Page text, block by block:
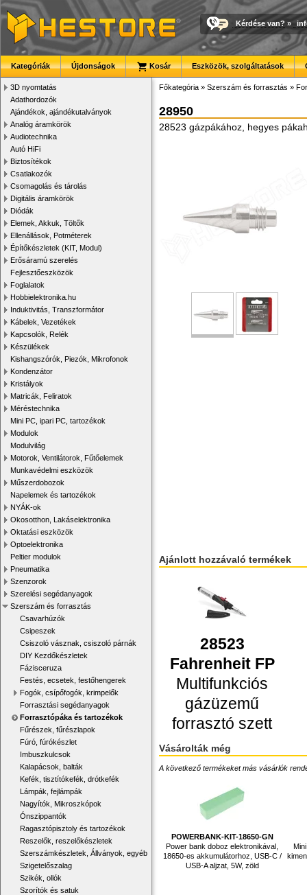
Kérdése van? »
Kategóriák Újdonságok Kosár Eszközök, szolgáltatások
3D nyomtatás
Adathordozók
Ajándékok, ajándékutalványok
Analóg áramkörök
Audiotechnika
Autó HiFi
Biztosítékok
Csatlakozók
Csomagolás és tárolás
Digitális áramkörök
Diódák
Elemek, Akkuk, Töltők
Ellenállások, Potméterek
Építőkészletek (KIT, Modul)
Erősáramú szerelés
Fejlesztőeszközök
Foglalatok
Hobbielektronika.hu
Induktivitás, Transzformátor
Kábelek, Vezetékek
Kapcsolók, Relék
Készülékek
Kishangszórók, Piezók, Mikrofonok
Kondenzátor
Kristályok
Matricák, Feliratok
Méréstechnika
Mini PC, ipari PC, tartozékok
Modulok
Modulvilág
Motorok, Ventilátorok, Fűtőelemek
Munkavédelmi eszközök
Műszerdobozok
Napelemek és tartozékok
NYÁK-ok
Okosotthon, Lakáselektronika
Oktatási eszközök
Optoelektronika
Peltier modulok
Pneumatika
Szenzorok
Szerelési segédanyagok
Szerszám és forrasztás
Csavarhúzók
Csipeszek
Csiszoló vásznak, csiszoló párnák
DIY Kezdőkészletek
Fázisceruza
Festés, ecsetek, festőhengerek
Fogók, csípőfogók, krimpelők
Forrasztási segédanyagok
Forrasztópáka és tartozékok
Fűrészek, fűrészlapok
Fúró, fúrókészlet
Imbuszkulcsok
Kalapácsok, balták
Kefék, tisztítókefék, drótkefék
Lámpák, fejlámpák
Nagyítók, Mikroszkópok
Ónszippantók
Ragasztópisztoly és tartozékok
Reszelők, reszelőkészletek
Szerszámkészletek, Állványok, egyéb
Szigetelőszalag
Szikék, ollók
Szorítók és satuk
Főkategória » Szerszám és forrasztás »
28950
28523 gázpákához, hegyes
Ajánlott hozzávaló termékek
28523
Fahrenheit FP
Multifunkciós
gázüzemű
forrasztó szett
Vásárolták még
A következő termékeket más vásárlók
POWERBANK-KIT-18650-GN
Power bank doboz elektronikával,
18650-es akkumulátorhoz, USB-C /
USB-A aljzat, 5W, zöld